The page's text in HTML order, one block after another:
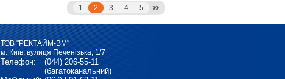
1 2 3 4 5
ТОВ "РЕКТАЙМ-ВМ"
м. Київ, вулиця Печенізька, 1/7
Телефон:
(044) 206-55-11
(багатоканальний)